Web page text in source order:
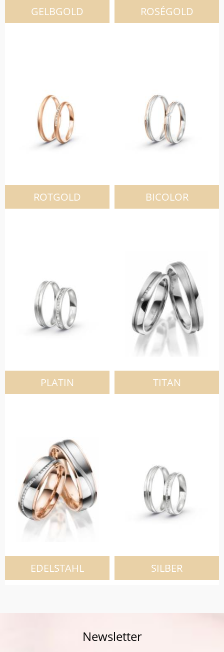
GELBGOLD ROSÉGOLD
ROTGOLD BICOLOR
PLATIN TITAN
EDELSTAHL SILBER
Newsletter